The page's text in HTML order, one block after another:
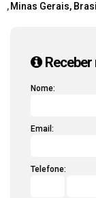
Minas Gerais, Brasil
Nome:
Email:
Telefone: